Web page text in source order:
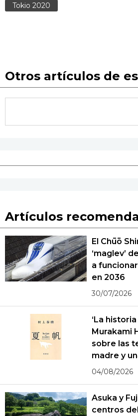
Tokio 2020
Otros artículos de
Artículos
El Chūō
‘maglev’
a
en 2036
30/07/2026
‘La
Murakami
sobre las
madre y
04/08/2026
Asuka y
centros